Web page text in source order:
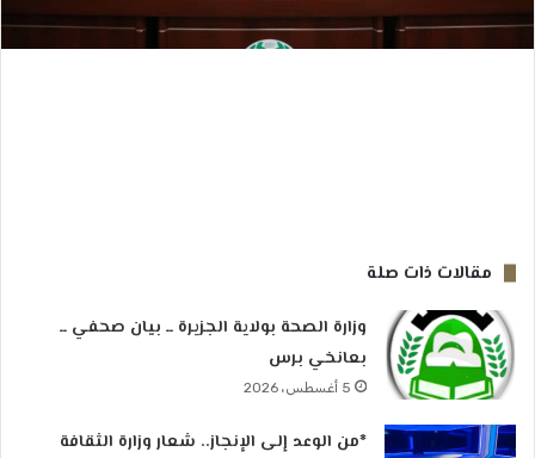
مقالات ذات صلة
وزارة الصحة بولاية الجزيرة ــ بيان صحفي ــ
بعانخي برس
5 أغسطس، 2026
*من الوعد إلى الإنجاز.. شعار وزارة الثقافة